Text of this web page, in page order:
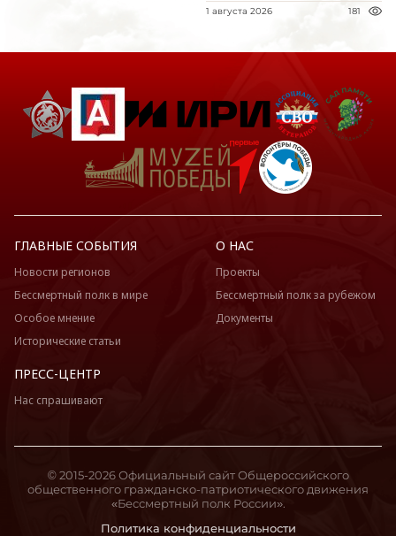
1 августа 2026 181
ГЛАВНЫЕ СОБЫТИЯ
Новости регионов
Бессмертный полк в мире
Особое мнение
Исторические статьи
О НАС
Проекты
Бессмертный полк за рубежом
Документы
ПРЕСС-ЦЕНТР
Нас спрашивают
Политика конфиденциальности
© 2015-2026 Официальный сайт Общероссийского
общественного гражданско-патриотического движения
«Бессмертный полк России».